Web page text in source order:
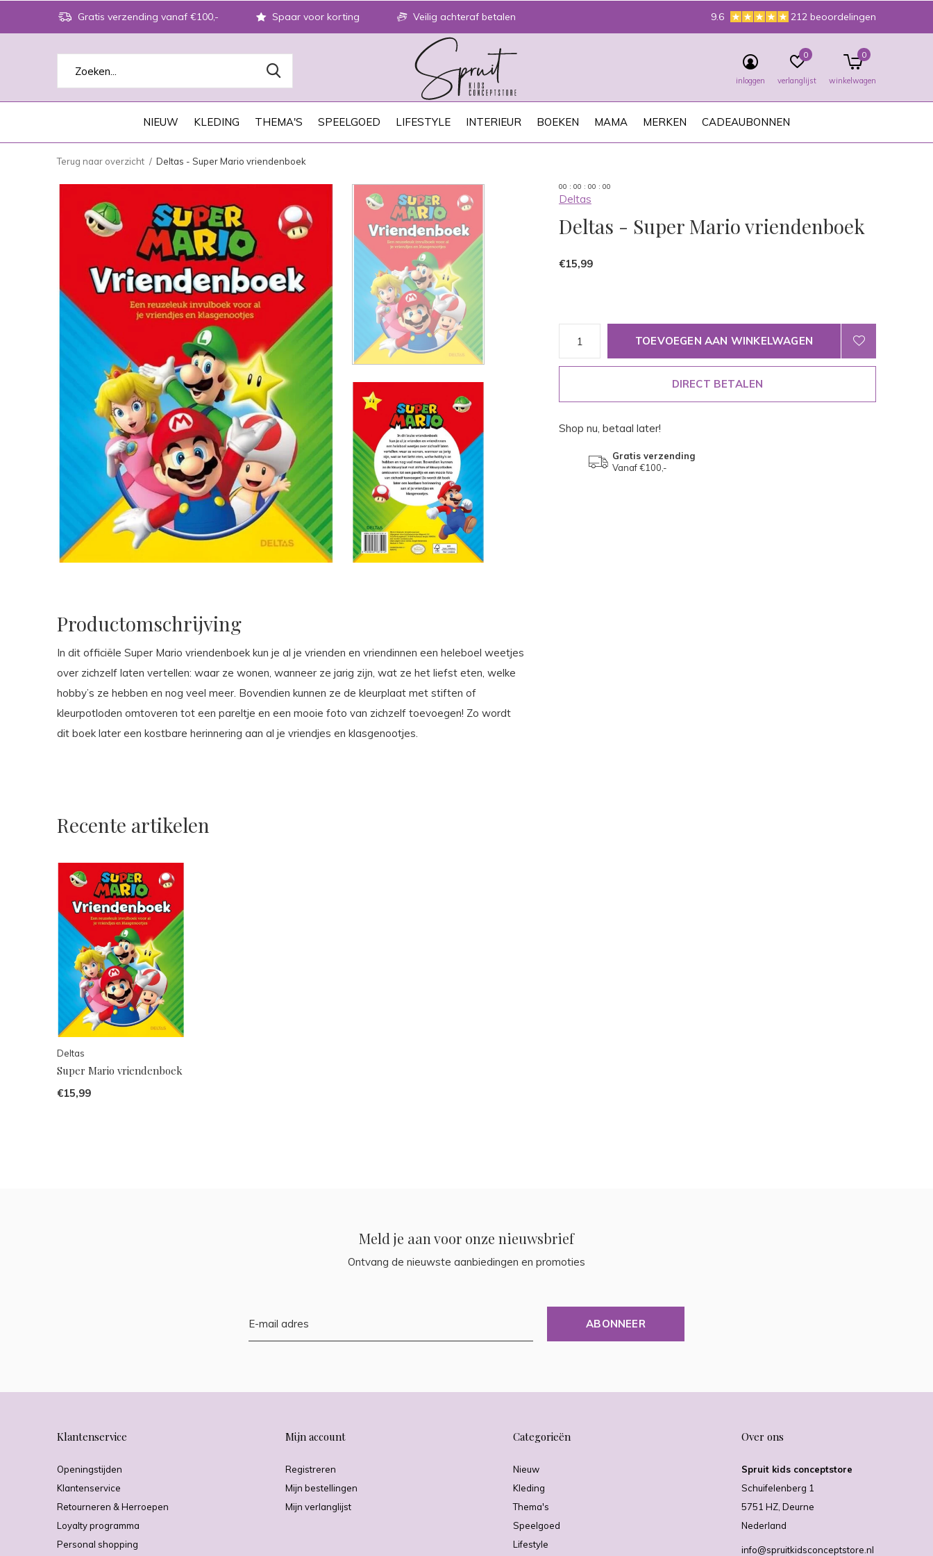
NIEUW KLEDING THEMA'S SPEELGOED LIFESTYLE INTERIEUR BOEKEN MAMA MERKEN CADEAUBONNEN
inloggen verlanglijst
0
winkelwagen
0
Gratis verzending vanaf €100,- Spaar voor korting Veilig achteraf betalen 9.6 212 beoordelingen
Terug naar overzicht Deltas - Super Mario vriendenboek
00 : 00 : 00 : 00
Deltas
Deltas - Super Mario vriendenboek
€15,99
TOEVOEGEN AAN WINKELWAGEN
DIRECT BETALEN
Shop nu, betaal later!
Gratis verzending
Vanaf €100,-
Productomschrijving
In dit officiële Super Mario vriendenboek kun je al je vrienden en vriendinnen een heleboel weetjes
over zichzelf laten vertellen: waar ze wonen, wanneer ze jarig zijn, wat ze het liefst eten, welke
hobby’s ze hebben en nog veel meer. Bovendien kunnen ze de kleurplaat met stiften of
kleurpotloden omtoveren tot een pareltje en een mooie foto van zichzelf toevoegen! Zo wordt
dit boek later een kostbare herinnering aan al je vriendjes en klasgenootjes.
Recente artikelen
Deltas
Super Mario vriendenboek
€15,99
Meld je aan voor onze nieuwsbrief
Ontvang de nieuwste aanbiedingen en promoties
ABONNEER
Klantenservice
Openingstijden
Klantenservice
Retourneren & Herroepen
Loyalty programma
Personal shopping
Mijn account
Registreren
Mijn bestellingen
Mijn verlanglijst
Categorieën
Nieuw
Kleding
Thema's
Speelgoed
Lifestyle
Over ons
Spruit kids conceptstore
Schuifelenberg 1
5751 HZ, Deurne
Nederland
info@spruitkidsconceptstore.nl